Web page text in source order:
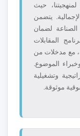
حيث
الإجمالية. يتضمن
لضمان
المقابلات
مع مدخلات من
الموضوع.
وتشغيلية
موثوقة.